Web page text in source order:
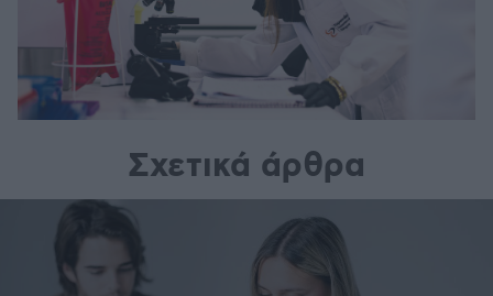
Σχετικά άρθρα